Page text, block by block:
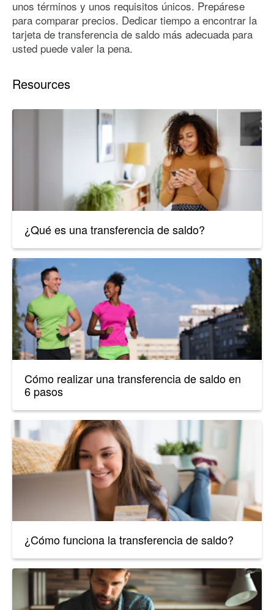
unos términos y unos requisitos únicos. Prepárese
para comparar precios. Dedicar tiempo a encontrar la
tarjeta de transferencia de saldo más adecuada para
usted puede valer la pena.
Resources
¿Qué es una transferencia de saldo?
Cómo realizar una transferencia de saldo en
6 pasos
¿Cómo funciona la transferencia de saldo?